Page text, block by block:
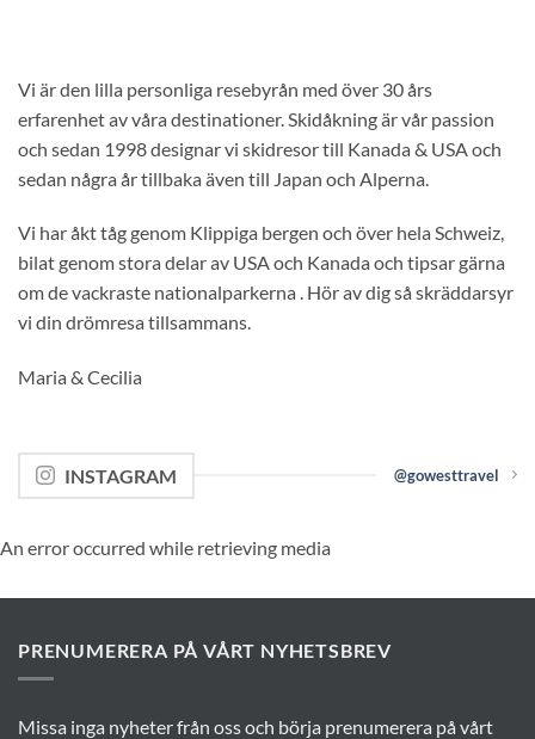
Vi är den lilla personliga resebyrån med över 30 års
erfarenhet av våra destinationer. Skidåkning är vår passion
och sedan 1998 designar vi skidresor till Kanada & USA och
sedan några år tillbaka även till Japan och Alperna.
Vi har åkt tåg genom Klippiga bergen och över hela Schweiz,
bilat genom stora delar av USA och Kanada och tipsar gärna
om de vackraste nationalparkerna . Hör av dig så skräddarsyr
vi din drömresa tillsammans.
Maria & Cecilia
INSTAGRAM @gowesttravel
An error occurred while retrieving media
PRENUMERERA PÅ VÅRT NYHETSBREV
Missa inga nyheter från oss och börja prenumerera på vårt